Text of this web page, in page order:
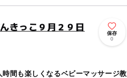
きっこ９月２９日
保存
0
間も楽しくなるベビーマッサージ教